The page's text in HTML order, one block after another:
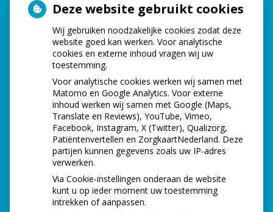
OPENINGSTIJDEN
Maandag: 08.00 tot
- 12.00
12.40tot
- 16.40
08.00 - 12.00
12.40tot
- 16.40
Woensdag: 08.00tot
- 12.00
12.40tot
- 16.40
Donderdag:08.00tot
- 12.00
12.40tot
- 16.40
Vrijdag:
08.00 tot- 12.00
12.40
- 15.00 (tot 12.00 uur telefonisch
Deze website gebruikt cookies
Wij gebruiken noodzakelijke cookies zodat deze
website goed kan werken. Voor analytische
cookies en externe inhoud vragen wij uw
toestemming.
Voor analytische cookies werken wij samen met
Matomo en Google Analytics. Voor externe
inhoud werken wij samen met Google (Maps,
Translate en Reviews), YouTube, Vimeo,
Facebook, Instagram, X (Twitter), Qualizorg,
Patiëntenvertellen en ZorgkaartNederland. Deze
partijen kunnen gegevens zoals uw IP-adres
verwerken.
Via Cookie-instellingen onderaan de website
kunt u op ieder moment uw toestemming
intrekken of aanpassen.